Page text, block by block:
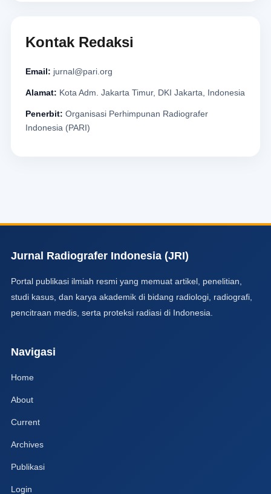
Kontak Redaksi
Email: jurnal@pari.org
Alamat: Kota Adm. Jakarta Timur, DKI Jakarta, Indonesia
Penerbit: Organisasi Perhimpunan Radiografer
Indonesia (PARI)
Jurnal Radiografer Indonesia (JRI)
Portal publikasi ilmiah resmi yang memuat artikel, penelitian,
studi kasus, dan karya akademik di bidang radiologi, radiografi,
pencitraan medis, serta proteksi radiasi di Indonesia.
Navigasi
Home
About
Current
Archives
Publikasi
Login